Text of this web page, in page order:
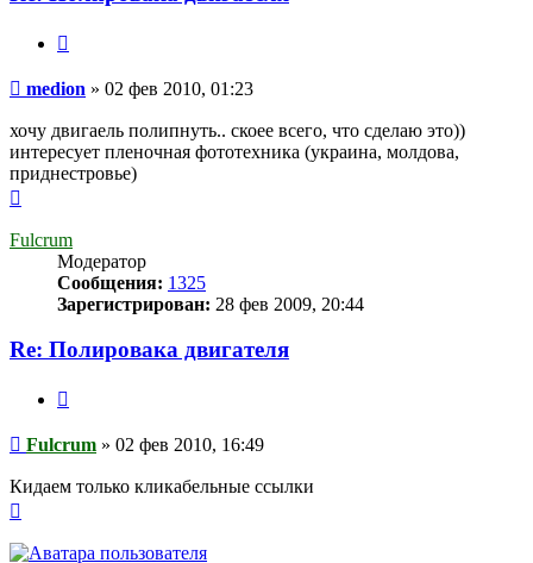
Сообщение
medion » 02 фев 2010, 01:23
хочу двигаель полипнуть.. скоее всего, что сделаю это))
интересует пленочная фототехника (украина, молдова,
приднестровье)
началу
Fulcrum
Модератор
Сообщения: 1325
Зарегистрирован: 28 фев 2009, 20:44
Re: Полировака двигателя
Сообщение
Fulcrum » 02 фев 2010, 16:49
Кидаем только кликабельные ссылки
началу